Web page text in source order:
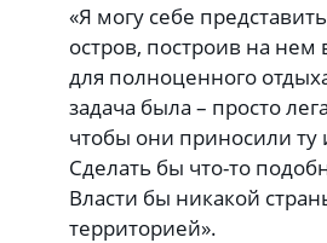
«Я могу себе
остров, построив на
для полноценного
задача была – просто
чтобы они приносили ту
Сделать бы что-то
Власти бы никакой
территорией».